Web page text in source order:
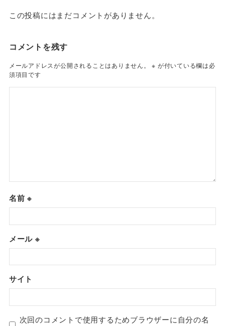
この投稿にはまだコメントがありません。
コメントを残す
メールアドレスが公開されることはありません。 ※ が付いている欄は必
須項目です
名前※
メール ※
サイト
次回のコメントで使用するためブラウザーに自分の名